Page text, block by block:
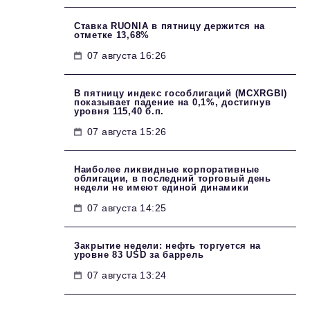
Ставка RUONIA в пятницу держится на
отметке 13,68%
07 августа 16:26
В пятницу индекс гособлигаций (MCXRGBI)
показывает падение на 0,1%, достигнув
уровня 115,40 б.п.
07 августа 15:26
Наиболее ликвидные корпоративные
облигации, в последний торговый день
недели не имеют единой динамики
07 августа 14:25
Закрытие недели: нефть торгуется на
уровне 83 USD за баррель
07 августа 13:24